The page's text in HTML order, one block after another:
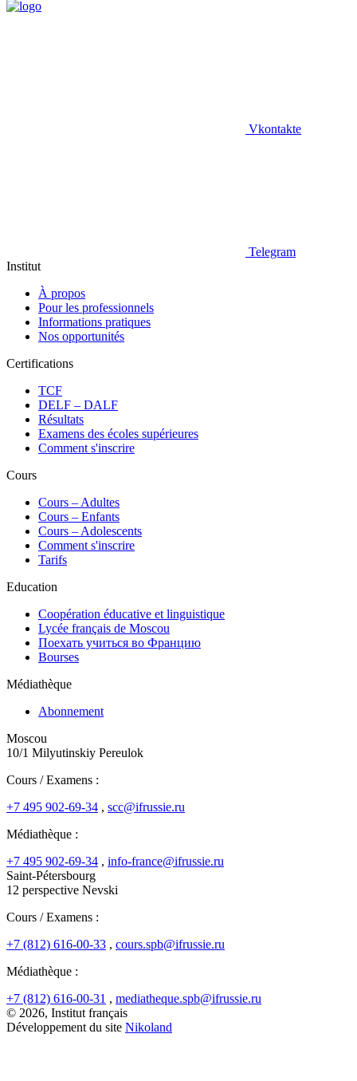
Vkontakte
Telegram
Institut
À propos
Pour les professionnels
Informations pratiques
Nos opportunités
Certifications
TCF
DELF – DALF
Résultats
Examens des écoles supérieures
Comment s'inscrire
Cours
Сours – Adultes
Cours – Enfants
Cours – Adolescents
Comment s'inscrire
Tarifs
Education
Coopération éducative et linguistique
Lycée français de Moscou
Поехать учиться во Францию
Bourses
Médiathèque
Abonnement
Moscou
10/1 Milyutinskiy Pereulok
Cours / Examens :
+7 495 902-69-34 , scc@ifrussie.ru
Médiathèque :
+7 495 902-69-34 , info-france@ifrussie.ru
Saint-Pétersbourg
12 perspective Nevski
Cours / Examens :
+7 (812) 616-00-33 , cours.spb@ifrussie.ru
Médiathèque :
+7 (812) 616-00-31 , mediatheque.spb@ifrussie.ru
© 2026, Institut français
Développement du site Nikoland